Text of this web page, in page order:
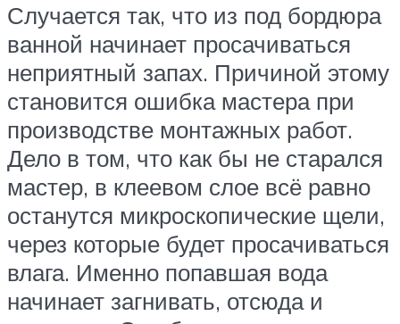
Случается так, что из под бордюра
ванной начинает просачиваться
неприятный запах. Причиной этому
становится ошибка мастера при
производстве монтажных работ.
Дело в том, что как бы не старался
мастер, в клеевом слое всё равно
останутся микроскопические щели,
через которые будет просачиваться
влага. Именно попавшая вода
начинает загнивать, отсюда и